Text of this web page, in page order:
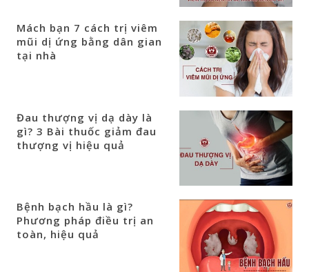
Mách bạn 7 cách trị viêm
mũi dị ứng bằng dân gian
tại nhà
Đau thượng vị dạ dày là
gì? 3 Bài thuốc giảm đau
thượng vị hiệu quả
Bệnh bạch hầu là gì?
Phương pháp điều trị an
toàn, hiệu quả